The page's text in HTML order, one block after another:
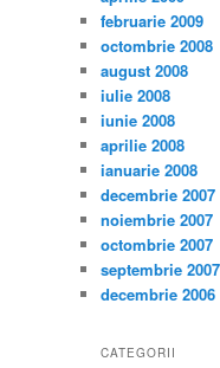
februarie 2009
octombrie 2008
august 2008
iulie 2008
iunie 2008
aprilie 2008
ianuarie 2008
decembrie 2007
noiembrie 2007
octombrie 2007
septembrie 2007
decembrie 2006
CATEGORII